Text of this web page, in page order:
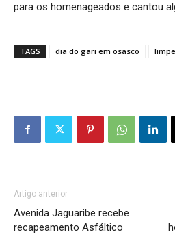
para os homenageados e cantou
TAGS dia do gari em osasco
Artigo anterior
Avenida Jaguaribe recebe
recapeamento Asfáltico